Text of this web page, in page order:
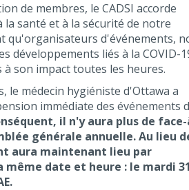
de membres, le CADSI accorde
santé et à la sécurité de notre
qu'organisateurs d'événements,
développements liés à la COVID-
son impact toutes les heures.
le médecin hygiéniste d'Ottawa a
immédiate des événements
il n'y aura plus de
générale annuelle. Au lieu
aura maintenant lieu par
même date et heure : le mardi